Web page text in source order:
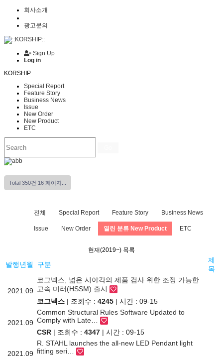
회사소개
광고문의
Sign Up
Log in
KORSHIP
Special Report
Feature Story
Business News
Issue
New Order
New Product
ETC
Total 350건 16 페이지...
전체 Special Report Feature Story Business News
Issue New Order 열린 분류 New Product ETC
현재(2019~) 목록
발행년월 구분
제
목
2021.09
코그넥스, 넓은 시야각의 제품 검사 위한 조정 가능한
고속 미러(HSSM) 출시
코그넥스 | 조회수 : 4245 | 시간 : 09-15
2021.09
Common Structural Rules Software Updated to
Comply with Late…
CSR | 조회수 : 4347 | 시간 : 09-15
2021.09
R. STAHL launches the all-new LED Pendant light
fitting seri…